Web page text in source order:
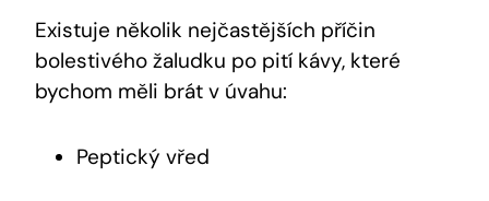
Existuje několik nejčastějších příčin
bolestivého žaludku po pití kávy, které
bychom měli brát v úvahu:
Peptický vřed